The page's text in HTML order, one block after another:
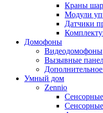
Краны
Модули
Датчики
Домофоны
Видеодомофоны
Вызывные
Умный дом
Zennio